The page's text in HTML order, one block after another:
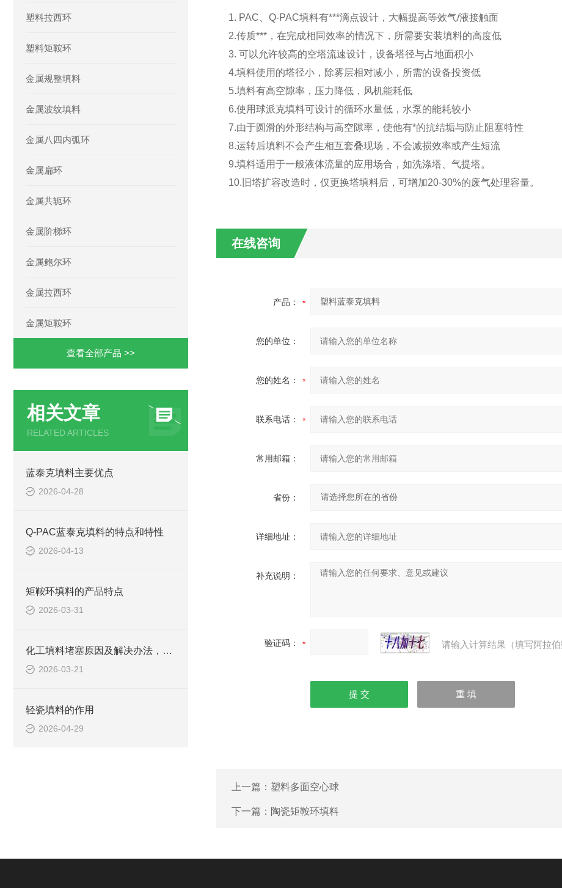
塑料拉西环
塑料矩鞍环
金属规整填料
金属波纹填料
金属八四内弧环
金属扁环
金属共轭环
金属阶梯环
金属鲍尔环
金属拉西环
金属矩鞍环
查看全部产品 >>
相关文章
RELATED ARTICLES
蓝泰克填料主要优点
2026-04-28
Q-PAC蓝泰克填料的特点和特性
2026-04-13
矩鞍环填料的产品特点
2026-03-31
化工填料堵塞原因及解决办法，实用运维方案
2026-03-21
轻瓷填料的作用
2026-04-29
1. PAC、Q-PAC填料有***滴点设计，大幅提高等效气/液接触面
2.传质***，在完成相同效率的情况下，所需要安装填料的高度低
3. 可以允许较高的空塔流速设计，设备塔径与占地面积小
4.填料使用的塔径小，除雾层相对减小，所需的设备投资低
5.填料有高空隙率，压力降低，风机能耗低
6.使用球派克填料可设计的循环水量低，水泵的能耗较小
7.由于圆滑的外形结构与高空隙率，使他有*的抗结垢与防止阻塞特性
8.运转后填料不会产生相互套叠现场，不会减损效率或产生短流
9.填料适用于一般液体流量的应用场合，如洗涤塔、气提塔。
10.旧塔扩容改造时，仅更换塔填料后，可增加20-30%的废气处理容量。
在线咨询
产品：
您的单位：
您的姓名：
联系电话：
常用邮箱：
省份：
详细地址：
补充说明：
验证码： 请输入计算结果（填写阿拉
上一篇： 塑料多面空心球
下一篇： 陶瓷矩鞍环填料